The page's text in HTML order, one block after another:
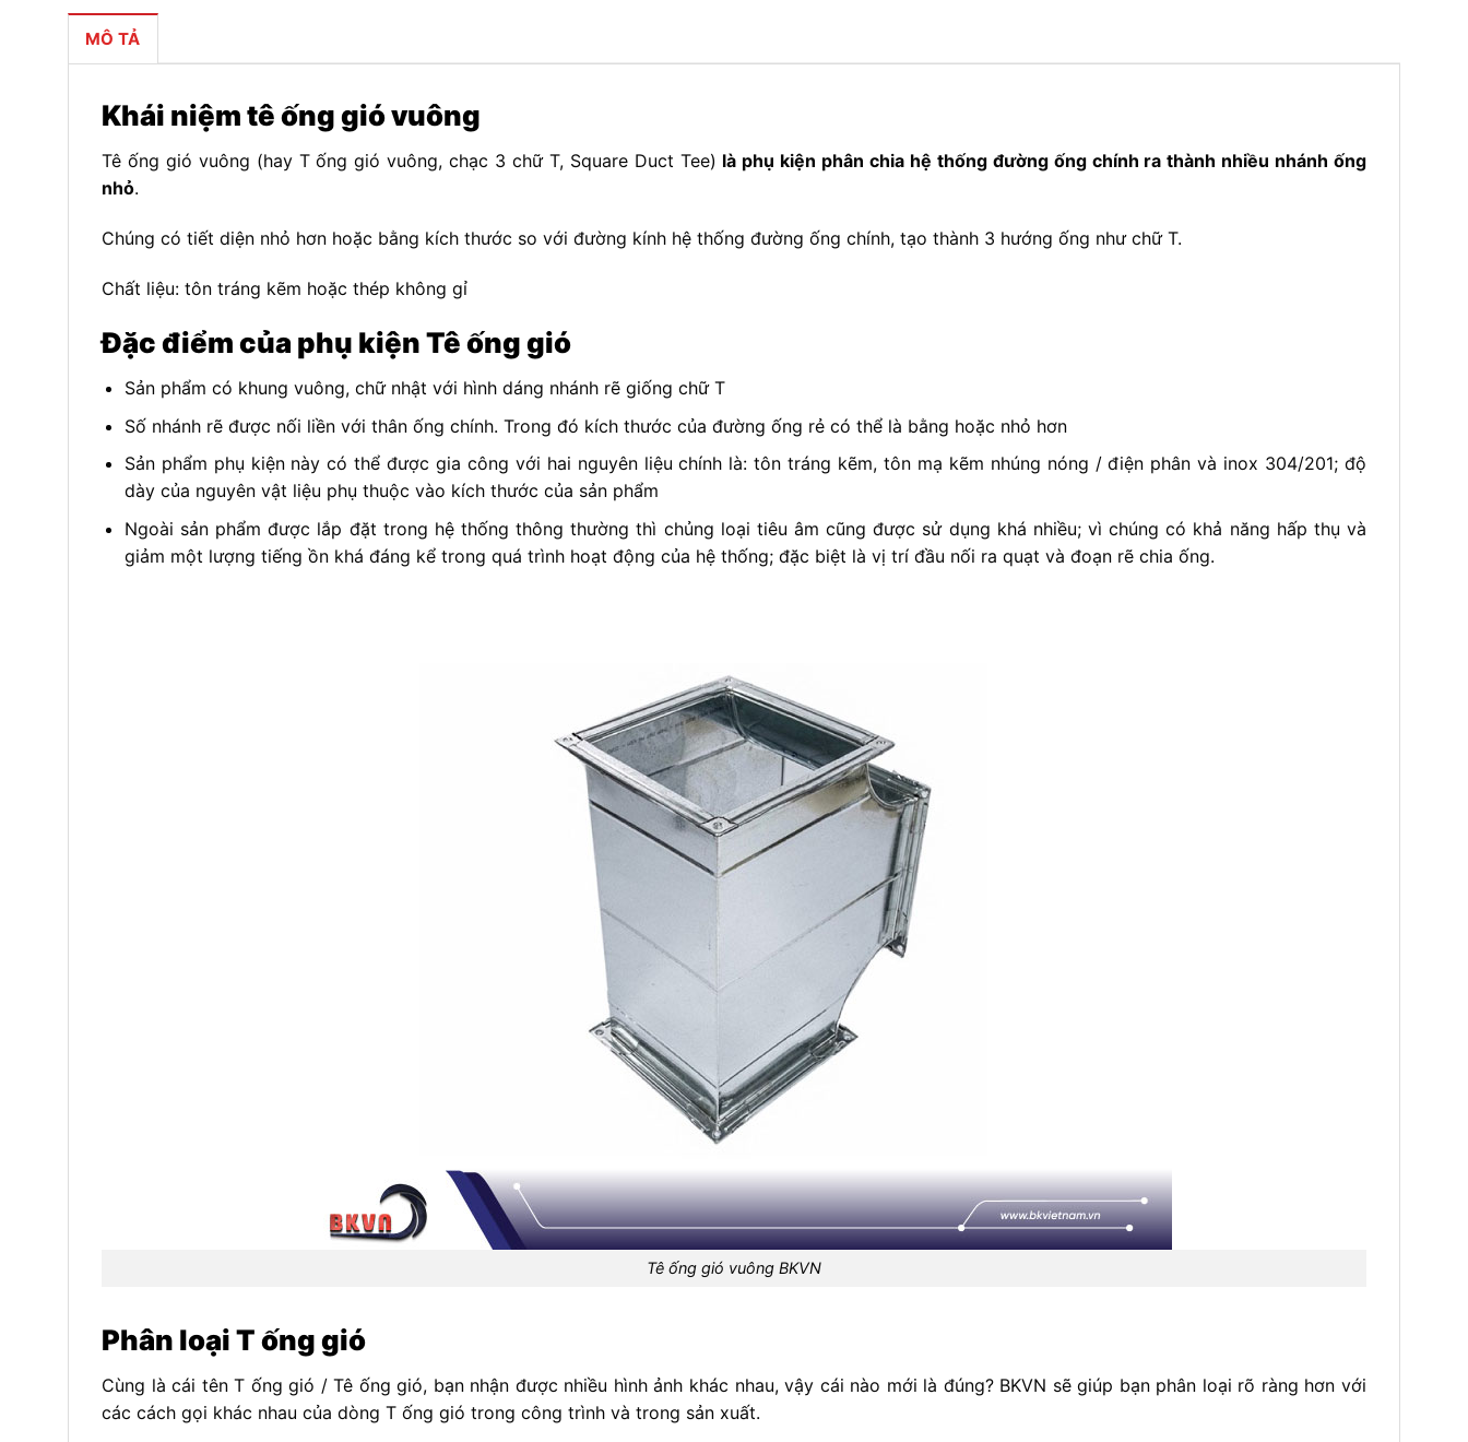
MÔ TẢ
Khái niệm tê ống gió vuông
Tê ống gió vuông (hay T ống gió vuông, chạc 3 chữ T, Square Duct Tee) là phụ kiện phân chia hệ thống đường ống chính ra thành nhiều nhánh ống
nhỏ.
Chúng có tiết diện nhỏ hơn hoặc bằng kích thước so với đường kính hệ thống đường ống chính, tạo thành 3 hướng ống như chữ T.
Chất liệu: tôn tráng kẽm hoặc thép không gỉ
Đặc điểm của phụ kiện Tê ống gió
Sản phẩm có khung vuông, chữ nhật với hình dáng nhánh rẽ giống chữ T
Số nhánh rẽ được nối liền với thân ống chính. Trong đó kích thước của đường ống rẻ có thể là bằng hoặc nhỏ hơn
Sản phẩm phụ kiện này có thể được gia công với hai nguyên liệu chính là: tôn tráng kẽm, tôn mạ kẽm nhúng nóng / điện phân và inox 304/201; độ
dày của nguyên vật liệu phụ thuộc vào kích thước của sản phẩm
Ngoài sản phẩm được lắp đặt trong hệ thống thông thường thì chủng loại tiêu âm cũng được sử dụng khá nhiều; vì chúng có khả năng hấp thụ và
giảm một lượng tiếng ồn khá đáng kể trong quá trình hoạt động của hệ thống; đặc biệt là vị trí đầu nối ra quạt và đoạn rẽ chia ống.
Tê ống gió vuông BKVN
Phân loại T ống gió
Cùng là cái tên T ống gió / Tê ống gió, bạn nhận được nhiều hình ảnh khác nhau, vậy cái nào mới là đúng? BKVN sẽ giúp bạn phân loại rõ ràng hơn với
các cách gọi khác nhau của dòng T ống gió trong công trình và trong sản xuất.